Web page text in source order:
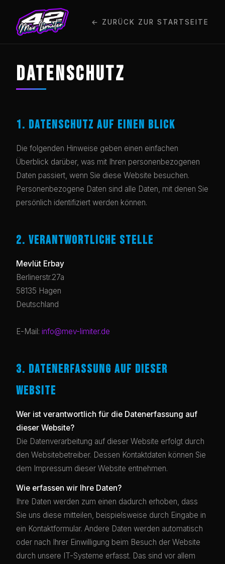
← ZURÜCK ZUR STARTSEITE
DATENSCHUTZ
1. DATENSCHUTZ AUF EINEN BLICK
Die folgenden Hinweise geben einen einfachen
Überblick darüber, was mit Ihren personenbezogenen
Daten passiert, wenn Sie diese Website besuchen.
Personenbezogene Daten sind alle Daten, mit denen Sie
persönlich identifiziert werden können.
2. VERANTWORTLICHE STELLE
Mevlüt Erbay
Berlinerstr.27a
58135 Hagen
Deutschland
E-Mail: info@mev-limiter.de
3. DATENERFASSUNG AUF DIESER
WEBSITE
Wer ist verantwortlich für die Datenerfassung auf
dieser Website?
Die Datenverarbeitung auf dieser Website erfolgt durch
den Websitebetreiber. Dessen Kontaktdaten können Sie
dem Impressum dieser Website entnehmen.
Wie erfassen wir Ihre Daten?
Ihre Daten werden zum einen dadurch erhoben, dass
Sie uns diese mitteilen, beispielsweise durch Eingabe in
ein Kontaktformular. Andere Daten werden automatisch
oder nach Ihrer Einwilligung beim Besuch der Website
durch unsere IT-Systeme erfasst. Das sind vor allem